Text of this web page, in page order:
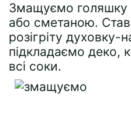
Змащуємо голяшку
або сметаною.
розігріту духовку-
підкладаємо деко,
всі соки.